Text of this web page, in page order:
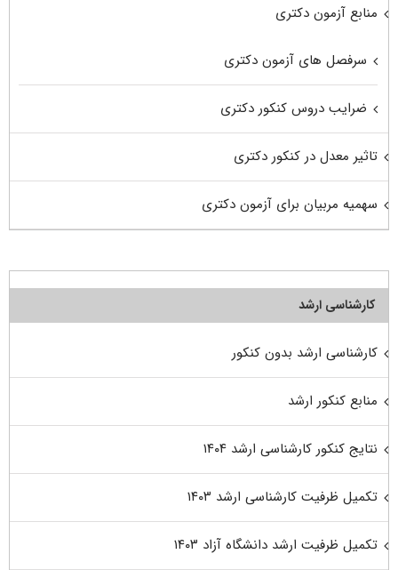
منابع آزمون دکتری
سرفصل های آزمون دکتری
ضرایب دروس کنکور دکتری
تاثیر معدل در کنکور دکتری
سهمیه مربیان برای آزمون دکتری
کارشناسی ارشد
کارشناسی ارشد بدون کنکور
منابع کنکور ارشد
نتایج کنکور کارشناسی ارشد ۱۴۰۴
تکمیل ظرفیت کارشناسی ارشد ۱۴۰۳
تکمیل ظرفیت ارشد دانشگاه آزاد ۱۴۰۳